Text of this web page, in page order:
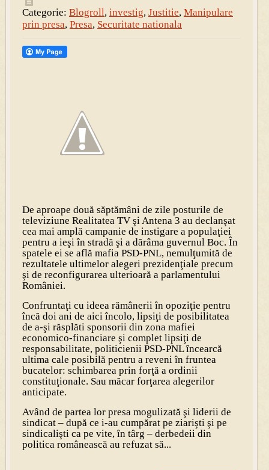
Categorie: Blogroll, investig, Justitie, Manipulare
prin presa, Presa, Securitate nationala
De aproape două săptămâni de zile posturile de
televiziune Realitatea TV şi Antena 3 au declanşat
cea mai amplă campanie de instigare a populaţiei
pentru a ieşi în stradă şi a dărâma guvernul Boc. În
spatele ei se află mafia PSD-PNL, nemulţumită de
rezultatele ultimelor alegeri prezidenţiale precum
şi de reconfigurarea ulterioară a parlamentului
României.
Confruntaţi cu ideea rămânerii în opoziţie pentru
încă doi ani de aici încolo, lipsiţi de posibilitatea
de a-şi răsplăti sponsorii din zona mafiei
economico-financiare şi complet lipsiţi de
responsabilitate, politicienii PSD-PNL încearcă
ultima cale posibilă pentru a reveni în fruntea
bucatelor: schimbarea prin forţă a ordinii
constituţionale. Sau măcar forţarea alegerilor
anticipate.
Având de partea lor presa mogulizată şi liderii de
sindicat – după ce i-au cumpărat pe ziarişti şi pe
sindicalişti ca pe vite, în târg – derbedeii din
politica românească au refuzat să...